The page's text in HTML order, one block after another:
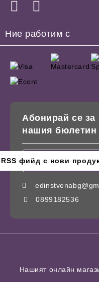
Ние работим с
Абонирай се за
нашия бюлетин
0899182536
Нашият онлайн